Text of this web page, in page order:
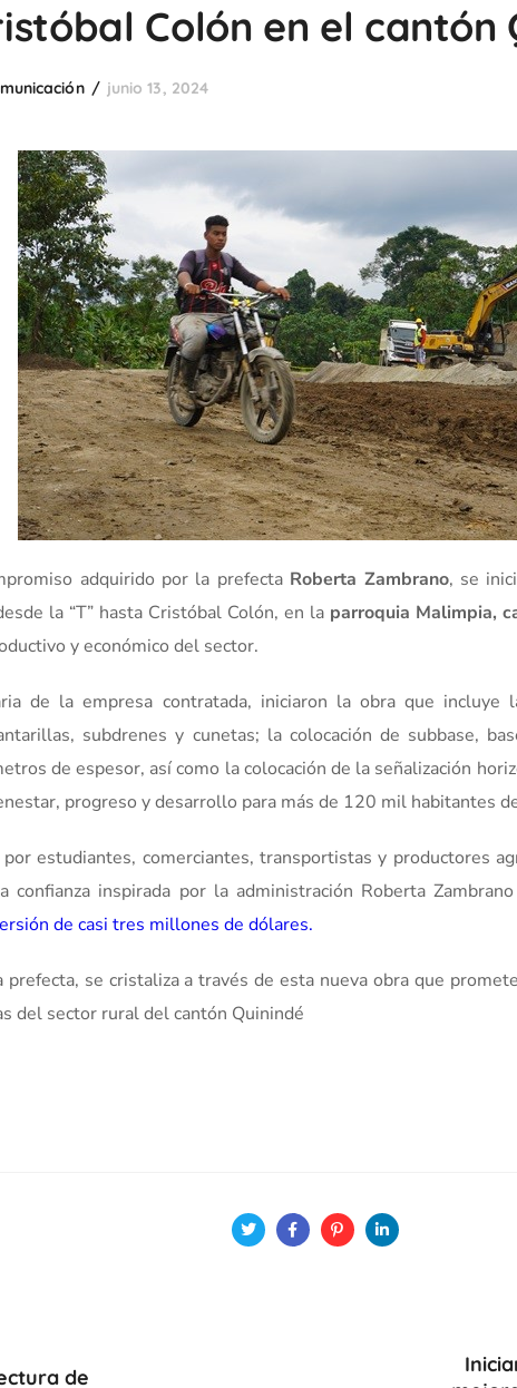
Colón en el cantón
junio 13, 2024
adquirido por la prefecta Roberta Zambrano, se
la “T” hasta Cristóbal Colón, en la parroquia Malimpia,
y económico del sector.
de la empresa contratada, iniciaron la obra que
subdrenes y cunetas; la colocación de subbase,
de espesor, así como la colocación de la señalización
progreso y desarrollo para más de 120 mil habitantes
estudiantes, comerciantes, transportistas y productores
confianza inspirada por la administración Roberta
de casi tres millones de dólares.
prefecta, se cristaliza a través de esta nueva obra que
del sector rural del cantón Quinindé
de